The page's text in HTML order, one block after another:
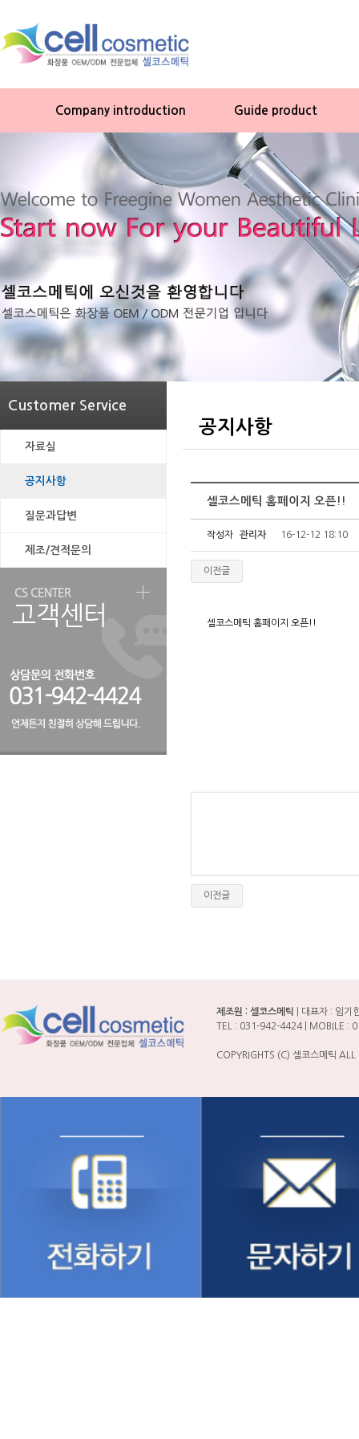
Company introduction Guide product
Customer Service
자료실
공지사항
질문과답변
제조/견적문의
공지사항
셀코스메틱 홈페이지 오픈!!
작성자 관리자 16-12-12 18:10
이전글
셀코스메틱 홈페이지 오픈!!
이전글
제조원 : 셀코스메틱 | 대표자 : 임
TEL : 031-942-4424 | MOBILE :
COPYRIGHTS (C) 셀코스메틱 ALL